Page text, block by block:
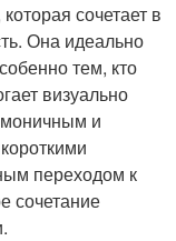
сочетает в
Она идеально
тем, кто
визуально
и
переходом к
сочетание